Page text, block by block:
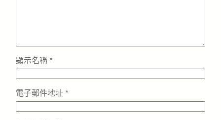
顯示名稱 *
電子郵件地址 *